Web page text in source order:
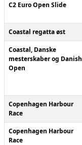
C2 Euro Open Slide
Coastal regatta øst
Coastal, Danske
mesterskaber og Danish
Open
Copenhagen Harbour
Race
Copenhagen Harbour
Race